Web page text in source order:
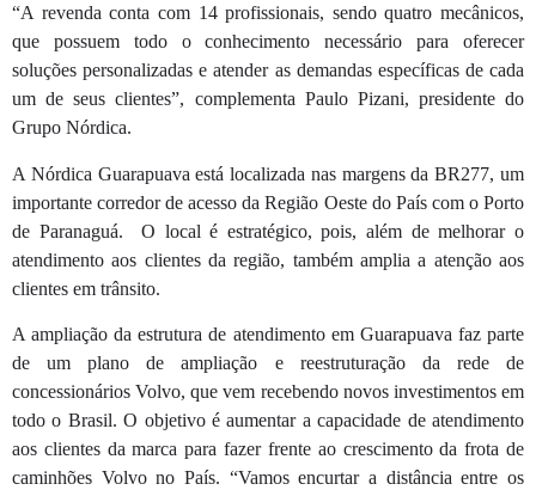
“A revenda conta com 14 profissionais, sendo quatro mecânicos,
que possuem todo o conhecimento necessário para oferecer
soluções personalizadas e atender as demandas específicas de cada
um de seus clientes”, complementa Paulo Pizani, presidente do
Grupo Nórdica.
A Nórdica Guarapuava está localizada nas margens da BR277, um
importante corredor de acesso da Região Oeste do País com o Porto
de Paranaguá. O local é estratégico, pois, além de melhorar o
atendimento aos clientes da região, também amplia a atenção aos
clientes em trânsito.
A ampliação da estrutura de atendimento em Guarapuava faz parte
de um plano de ampliação e reestruturação da rede de
concessionários Volvo, que vem recebendo novos investimentos em
todo o Brasil. O objetivo é aumentar a capacidade de atendimento
aos clientes da marca para fazer frente ao crescimento da frota de
caminhões Volvo no País. “Vamos encurtar a distância entre os